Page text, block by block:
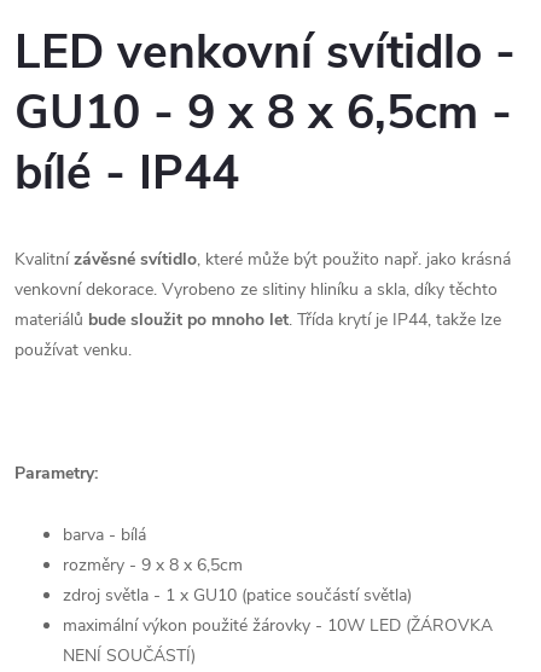
LED venkovní svítidlo -
GU10 - 9 x 8 x 6,5cm -
bílé - IP44
Kvalitnízávěsné svítidlo, které může být použito např. jako krásná
venkovní dekorace. Vyrobeno ze slitiny hliníku a skla, díky těchto
materiálů bude sloužit po mnoho let. Třída krytí je IP44, takže lze
používat venku.
Parametry:
barva - bílá
rozměry - 9 x 8 x 6,5cm
zdroj světla - 1 x GU10 (patice součástí světla)
maximální výkon použité žárovky - 10W LED (ŽÁROVKA
NENÍ SOUČÁSTÍ)